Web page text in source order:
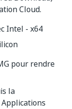
Cloud.
Intel - x64
pour rendre
la